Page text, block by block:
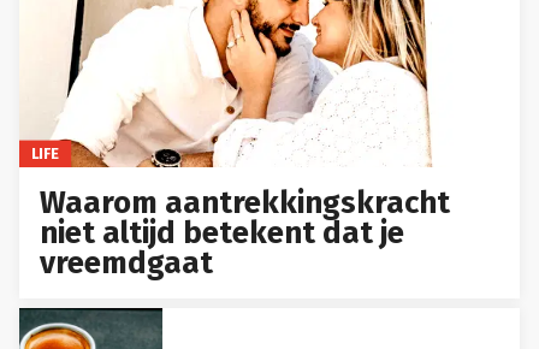
LIFE
Waarom aantrekkingskracht
niet altijd betekent dat je
vreemdgaat